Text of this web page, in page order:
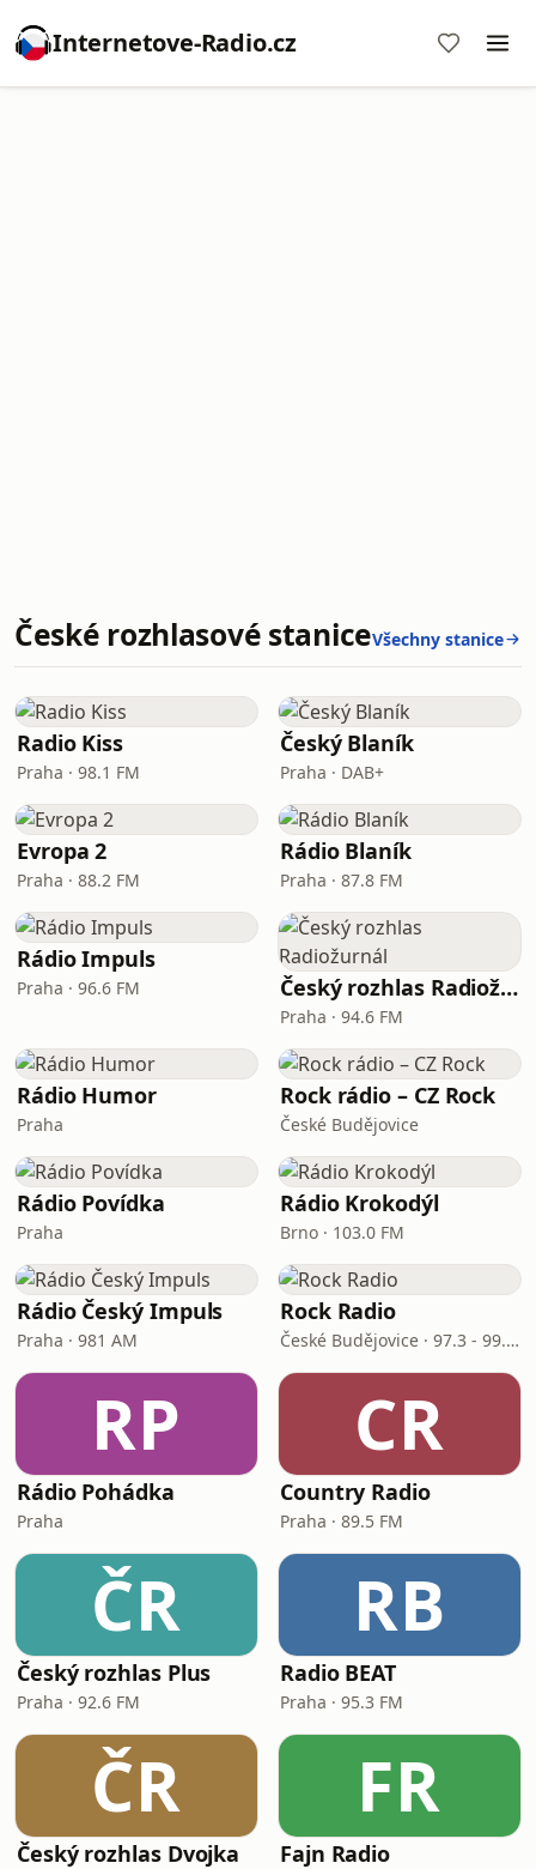
Internetove-Radio.cz
České rozhlasové staniceVšechny stanice
Radio Kiss
Praha · 98.1 FM
Český Blaník
Praha · DAB+
Evropa 2
Praha · 88.2 FM
Rádio Blaník
Praha · 87.8 FM
Rádio Impuls
Praha · 96.6 FM Český rozhlas Radiožurnál
Praha · 94.6 FM
Rádio Humor
Praha
Rock rádio – CZ Rock
České Budějovice
Rádio Povídka
Praha
Rádio Krokodýl
Brno · 103.0 FM
Rádio Český Impuls
Praha · 981 AM
Rock Radio
České Budějovice · 97.3 - 99.7 FM
RP
Rádio Pohádka
Praha
CR
Country Radio
Praha · 89.5 FM
ČR
Český rozhlas Plus
Praha · 92.6 FM
RB
Radio BEAT
Praha · 95.3 FM
ČR
Český rozhlas Dvojka
FR
Fajn Radio